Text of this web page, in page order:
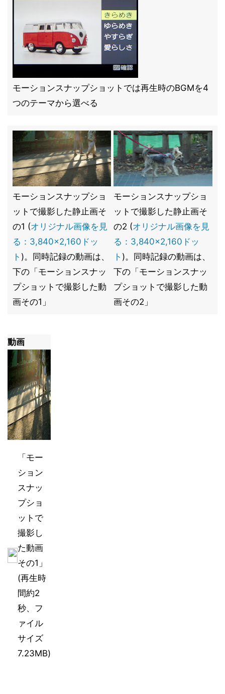
モーションスナップショットでは再生時のBGMを4
つのテーマから選べる
モーションスナップショ
ットで撮影した静止画そ
の1 (オリジナル画像を見
る：3,840×2,160ドッ
ト )。同時記録の動画は、
下の「モーションスナッ
プショットで撮影した動
画その1」
モーションスナップショ
ットで撮影した静止画そ
の2 (オリジナル画像を見
る：3,840×2,160ドッ
ト )。同時記録の動画は、
下の「モーションスナッ
プショットで撮影した動
画その2」
動画
「モー
ション
スナッ
プショ
ットで
撮影し
た動画
その1」
(再生時
間約2
秒、フ
ァイル
サイズ
7.23MB)